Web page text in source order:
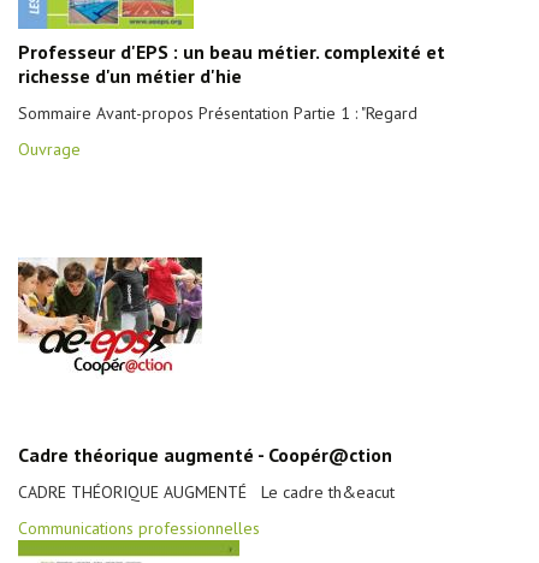
Professeur d'EPS : un beau métier. complexité et
richesse d'un métier d'hie
Sommaire Avant-propos Présentation Partie 1 : "Regard
Ouvrage
Cadre théorique augmenté - Coopér@ction
CADRE THÉORIQUE AUGMENTÉ Le cadre th&eacut
Communications professionnelles